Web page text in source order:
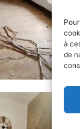
à
de